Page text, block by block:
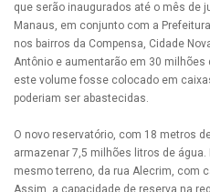
que serão inaugurados até o mês de
Manaus, em conjunto com a
nos bairros da Compensa, Cidade
Antônio e aumentarão em 30 milhões
este volume fosse colocado em
poderiam ser abastecidas.
O novo reservatório, com 18 metros
armazenar 7,5 milhões litros de
mesmo terreno, da rua Alecrim, com
Assim, a capacidade de reserva na